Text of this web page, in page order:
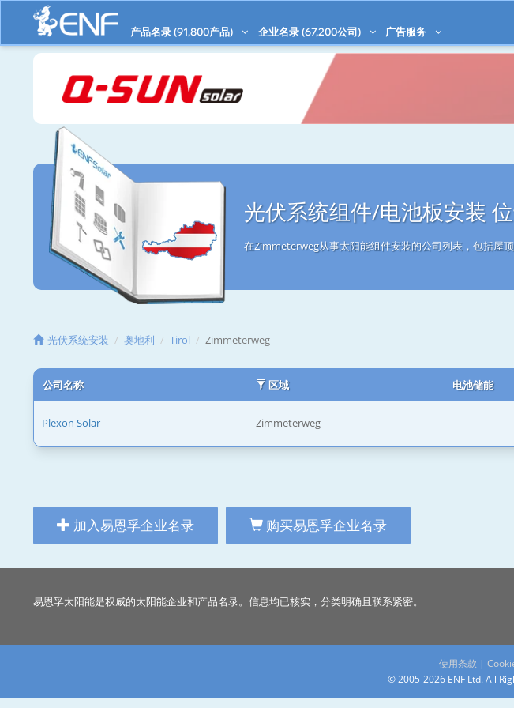
产品名录 (91,800产品) 企业名录 (67,200公司) 广告服务
光伏系统组件/电池板安装
在Zimmeterweg从事太阳能组件安装的公司列表，包括屋
光伏系统安装 奥地利 Tirol Zimmeterweg
公司名称 区域 电池储能
Plexon Solar Zimmeterweg
加入易恩孚企业名录 购买易恩孚企业名录
易恩孚太阳能是权威的太阳能企业和产品名录。信息均已核实，分类明确且联系紧密。
使用条款 |
© 2005-2026 ENF Ltd. All